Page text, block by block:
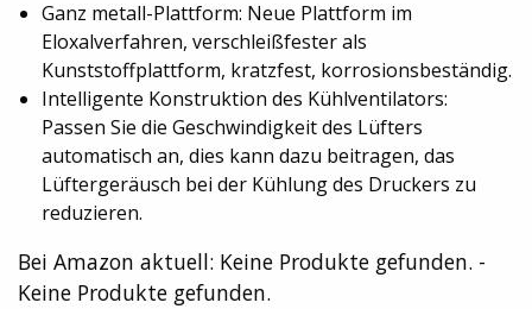
Ganz metall-Plattform: Neue Plattform im
Eloxalverfahren, verschleißfester als
Kunststoffplattform, kratzfest, korrosionsbeständig.
Intelligente Konstruktion des Kühlventilators:
Passen Sie die Geschwindigkeit des Lüfters
automatisch an, dies kann dazu beitragen, das
Lüftergeräusch bei der Kühlung des Druckers zu
reduzieren.
Bei Amazon aktuell: Keine Produkte gefunden. -
Keine Produkte gefunden.